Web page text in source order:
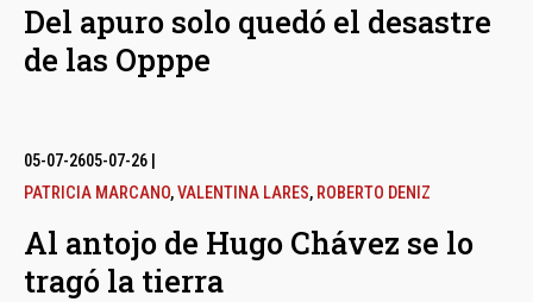
Del apuro solo quedó el desastre
de las Opppe
05-07-2605-07-26
PATRICIA MARCANO,VALENTINA LARES, ROBERTO DENIZ
Al antojo de Hugo Chávez se lo
tragó la tierra